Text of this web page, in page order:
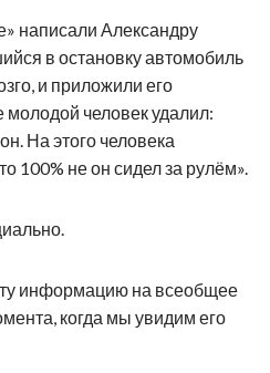
написали Александру
в остановку автомобиль
и приложили его
человек удалил:
На этого человека
100% не он сидел за рулём».
информацию на всеобщее
когда мы увидим его